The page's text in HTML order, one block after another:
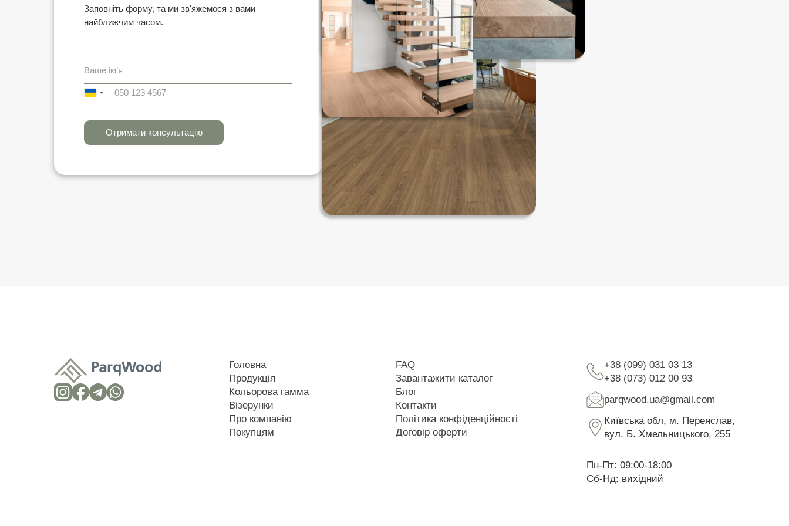
Заповніть форму, та ми зв'яжемося з вами
найближчим часом.
Головна
Продукція
Кольорова гамма
Візерунки
Про компанію
Покупцям
FAQ
Завантажити каталог
Блог
Контакти
Політика конфіденційності
Договір оферти
+38 (099) 031 03 13
+38 (073) 012 00 93
parqwood.ua@gmail.com
Київська обл, м. Переяслав,
вул. Б. Хмельницького, 255
Пн-Пт: 09:00-18:00
Сб-Нд: вихідний